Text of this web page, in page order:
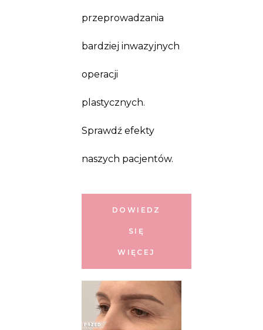
przeprowadzania
bardziej inwazyjnych
operacji
plastycznych.
Sprawdź efekty
naszych pacjentów.
DOWIEDZ
SIĘ
WIĘCEJ